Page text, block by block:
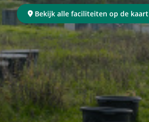
Bekijk alle faciliteiten op de kaart